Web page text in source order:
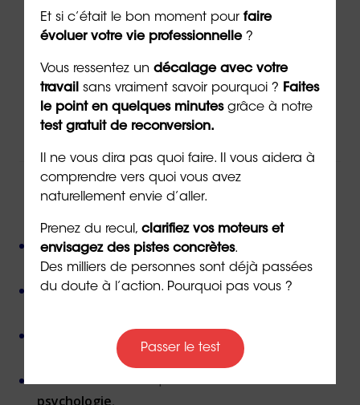
Contacter un(e) conseiller(ère)
Viale formulaire de contact
Par téléphone au02 43 72 25 88
Ou par email à l’adresseinfo@orientaction.com
Plus de 800 consultant(e)s expérimenté(e)s
présent(e)s partout en France,
Près de 50 000 personnes accompagnées
Des valeurs humanistes debienveillance
non-jugement
psychologie,
Et si c’était le bon moment pour faire
évoluer votre vie professionnelle?
Vous ressentez un décalage avec votre
travail sans vraiment savoir pourquoi ? Faites
le point en quelques minutesgrâce à notre
test gratuit de reconversion.
Il ne vous dira pas quoi faire. Il vous aidera à
comprendre vers quoi vous avez
naturellement envie d’aller.
Prenez du recul, clarifiez vos moteurs et
envisagez des pistes concrètes.
Des milliers de personnes sont déjà passées
du doute à l’action. Pourquoi pas vous ?
Passer le test